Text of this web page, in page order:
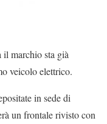
il marchio sta già
veicolo elettrico.
in sede di
un frontale rivisto con